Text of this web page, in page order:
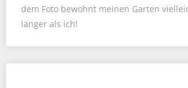
dem Foto bewohnt meinen Garten
länger als ich!